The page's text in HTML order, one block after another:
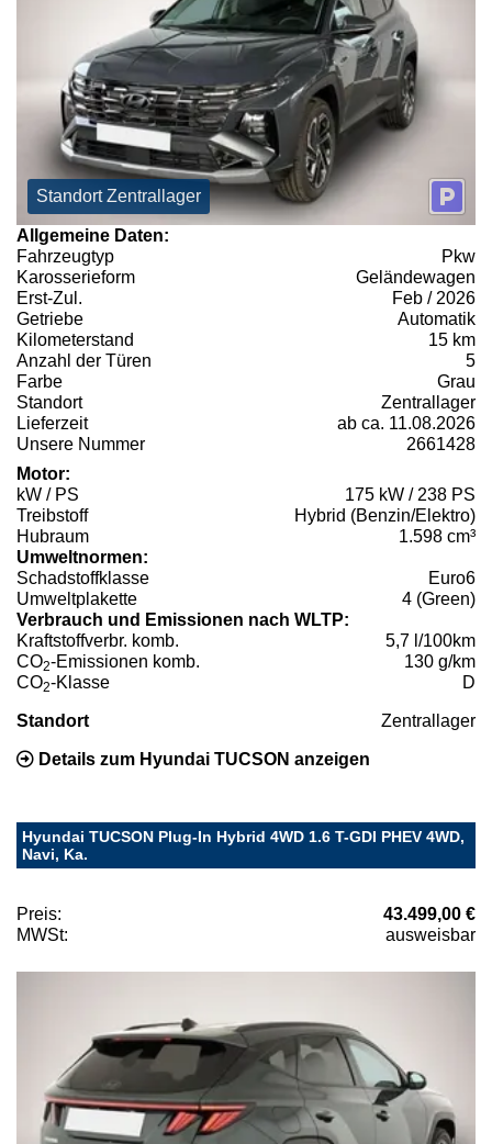
Standort Zentrallager
Allgemeine Daten:
Fahrzeugtyp
Pkw
Karosserieform
Geländewagen
Erst-Zul.
Feb / 2026
Getriebe
Automatik
Kilometerstand
15 km
Anzahl der Türen
5
Farbe
Grau
Standort
Zentrallager
Lieferzeit
ab ca. 11.08.2026
Unsere Nummer
2661428
Motor:
kW / PS
175 kW / 238 PS
Treibstoff
Hybrid (Benzin/Elektro)
Hubraum
1.598 cm³
Umweltnormen:
Schadstoffklasse
Euro6
Umweltplakette
4 (Green)
Verbrauch und Emissionen nach WLTP:
Kraftstoffverbr. komb.
5,7 l/100km
CO2-Emissionen komb.
130 g/km
CO2-Klasse D
Standort Zentrallager
Details zum Hyundai TUCSON anzeigen
Hyundai TUCSON Plug-In Hybrid 4WD 1.6 T-GDI PHEV 4WD,
Navi, Ka.
Preis:
43.499,00 €
MWSt:
ausweisbar